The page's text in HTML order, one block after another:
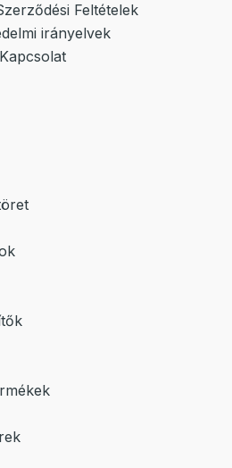
Feltételek
irányelvek
Kapcsolat